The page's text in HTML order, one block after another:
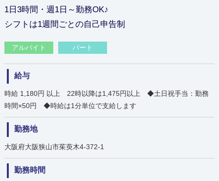
1日3時間・週1日～勤務OK♪
シフトは1週間ごとの自己申告制
アルバイト パート
給与
時給 1,180円 以上 22時以降は1,475円以上 ◆土日祝手当：勤務
時間×50円 ◆時給は1分単位で支給します
勤務地
大阪府大阪狭山市茱萸木4-372-1
勤務時間